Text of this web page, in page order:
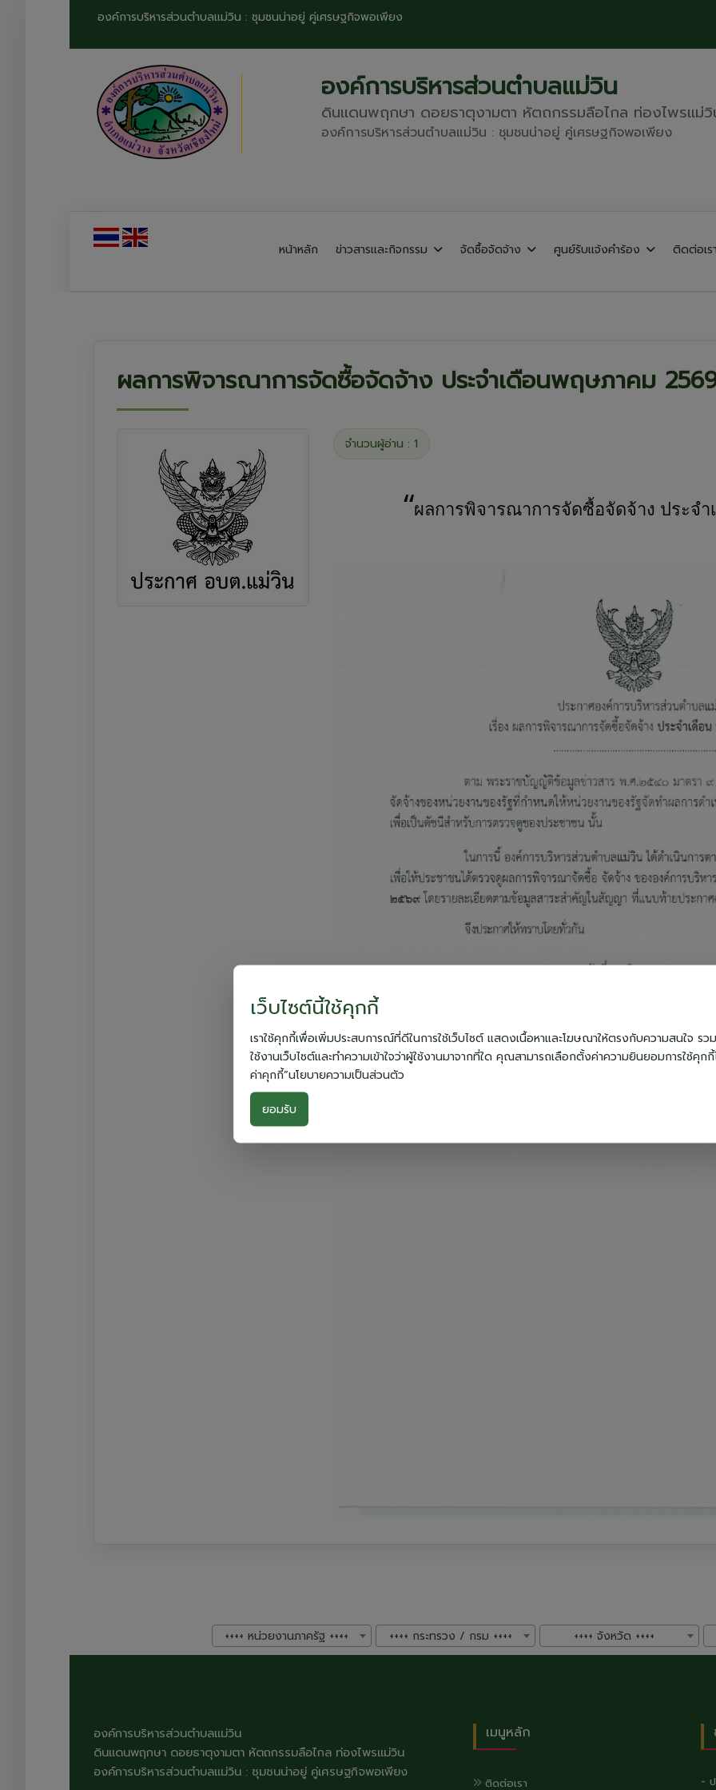
เว็บไซต์นี้ใช้คุกกี้
เราใช้คุกกี้เพื่อเพิ่มประสบการณ์ที่ดีในการใช้เว็บไซต์ แสดงเนื้อหาและโฆษณาให้ตรงกับความสนใจ รวม
ใช้งานเว็บไซต์และทำความเข้าใจว่าผู้ใช้งานมาจากที่ใด คุณสามารถเลือกตั้งค่าความยินยอมการใช้คุ
ค่าคุกกี้”นโยบายความเป็นส่วนตัว
ยอมรับ
องค์การบริหารส่วนตำบลแม่วิน : ชุมชนน่าอยู่ คู่เศรษฐกิจพอเพียง
องค์การบริหารส่วนตำบลแม่วิน
ดินแดนพฤกษา ดอยธาตุงามตา หัตถกรรมลือไกล ท่องไพรแม่
องค์การบริหารส่วนตำบลแม่วิน : ชุมชนน่าอยู่ คู่เศรษฐกิจพอเพียง
หน้าหลัก ข่าวสารและกิจกรรม จัดซื้อจัดจ้าง ศูนย์รับแจ้งคำร้อง ติดต่อเร
ผลการพิจารณาการจัดซื้อจัดจ้าง ประจำเดือนพฤษภาคม
จำนวนผู้อ่าน : 1
ผลการพิจารณาการจัดซื้อจัดจ้าง ประจ
++++ หน่วยงานภาครัฐ ++++ ++++ กระทรวง / กรม ++++ ++++ จังหวัด ++++
องค์การบริหารส่วนตำบลแม่วิน
ดินแดนพฤกษา ดอยธาตุงามตา หัตถกรรมลือไกล ท่องไพรแม่วิน
องค์การบริหารส่วนตำบลแม่วิน : ชุมชนน่าอยู่ คู่เศรษฐกิจพอเพียง
เมนูหลัก
ติดต่อเรา
-